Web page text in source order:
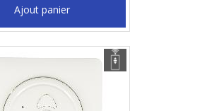
Ajout panier